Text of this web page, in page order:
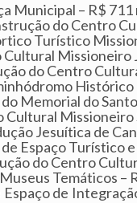
Municipal – R$ 711
do Centro
Turístico
Missioneiro
do Centro
Memorial do
Missioneiro
Jesuítica de
Espaço Turístico
do Centro
Temáticos –
de